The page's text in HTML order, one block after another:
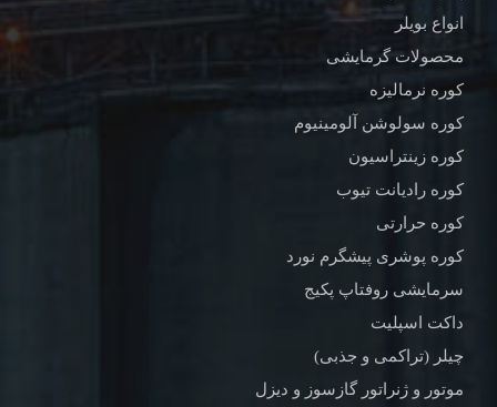
انواع بویلر
محصولات گرمایشی
کوره نرمالیزه
کوره سولوشن آلومینیوم
کوره زینتراسیون
کوره رادیانت تیوب
کوره حرارتی
کوره پوشری پیشگرم نورد
سرمایشی روفتاپ پکیج
داکت اسپلیت
چیلر (تراکمی و جذبی)
موتور و ژنراتور گازسوز و دیزل